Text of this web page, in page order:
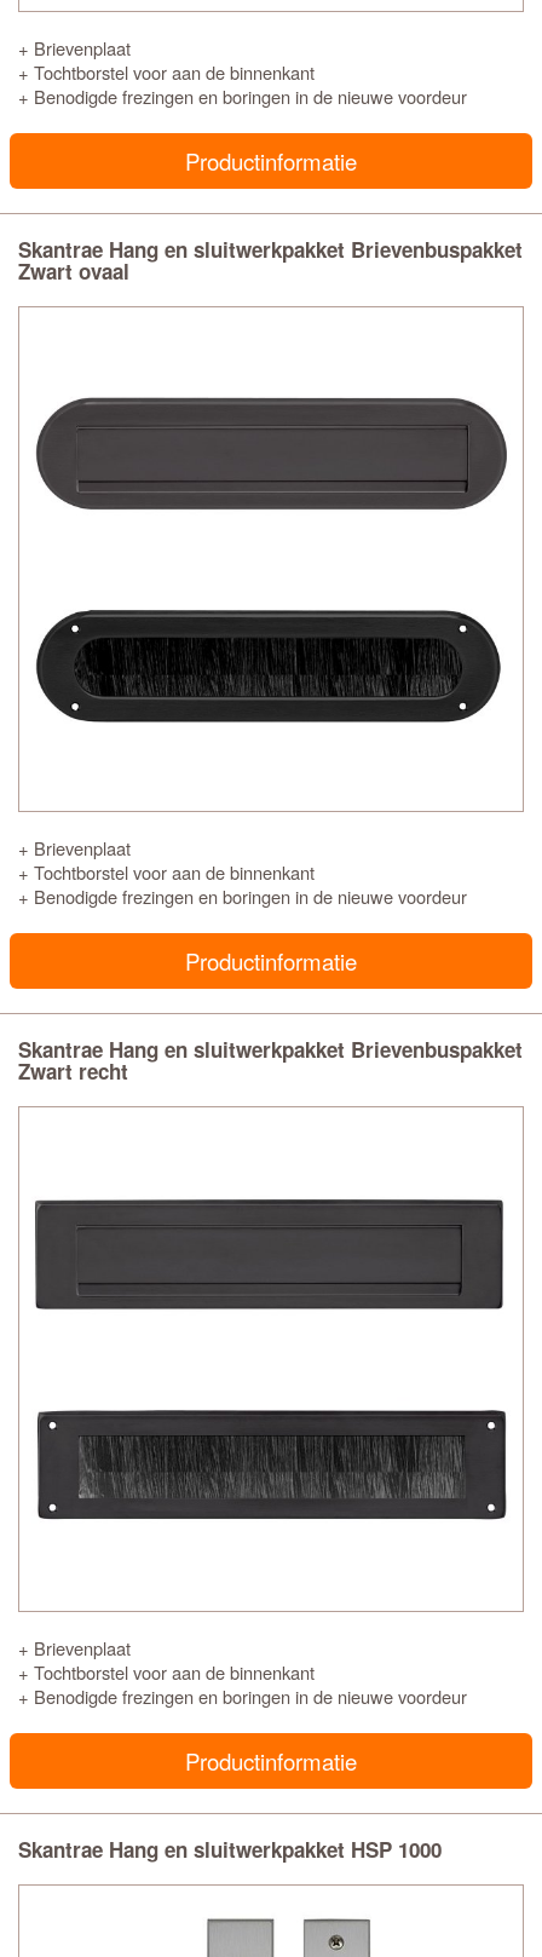
+ Brievenplaat
+ Tochtborstel voor aan de binnenkant
+ Benodigde frezingen en boringen in de nieuwe voordeur
Productinformatie
Skantrae Hang en sluitwerkpakket Brievenbuspakket
Zwart ovaal
+ Brievenplaat
+ Tochtborstel voor aan de binnenkant
+ Benodigde frezingen en boringen in de nieuwe voordeur
Productinformatie
Skantrae Hang en sluitwerkpakket Brievenbuspakket
Zwart recht
+ Brievenplaat
+ Tochtborstel voor aan de binnenkant
+ Benodigde frezingen en boringen in de nieuwe voordeur
Productinformatie
Skantrae Hang en sluitwerkpakket HSP 1000